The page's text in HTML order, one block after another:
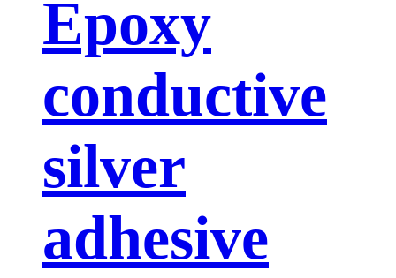
Epoxy
conductive
silver
adhesive